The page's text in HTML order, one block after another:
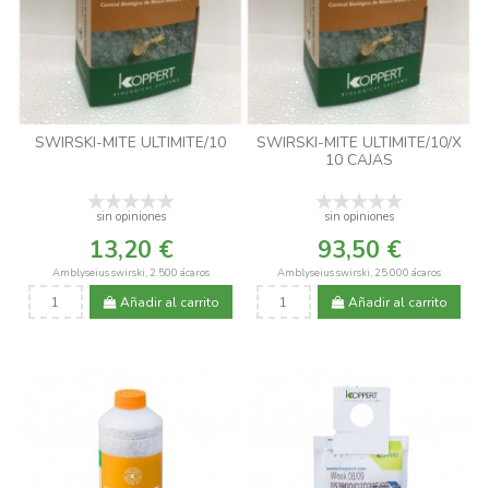
SWIRSKI-MITE ULTIMITE/10
sin opiniones
13,20 €
Amblyseius swirski, 2.500 ácaros
Añadir al carrito
SWIRSKI-MITE ULTIMITE/10/X
10 CAJAS
sin opiniones
93,50 €
Amblyseius swirski, 25.000 ácaros
Añadir al carrito